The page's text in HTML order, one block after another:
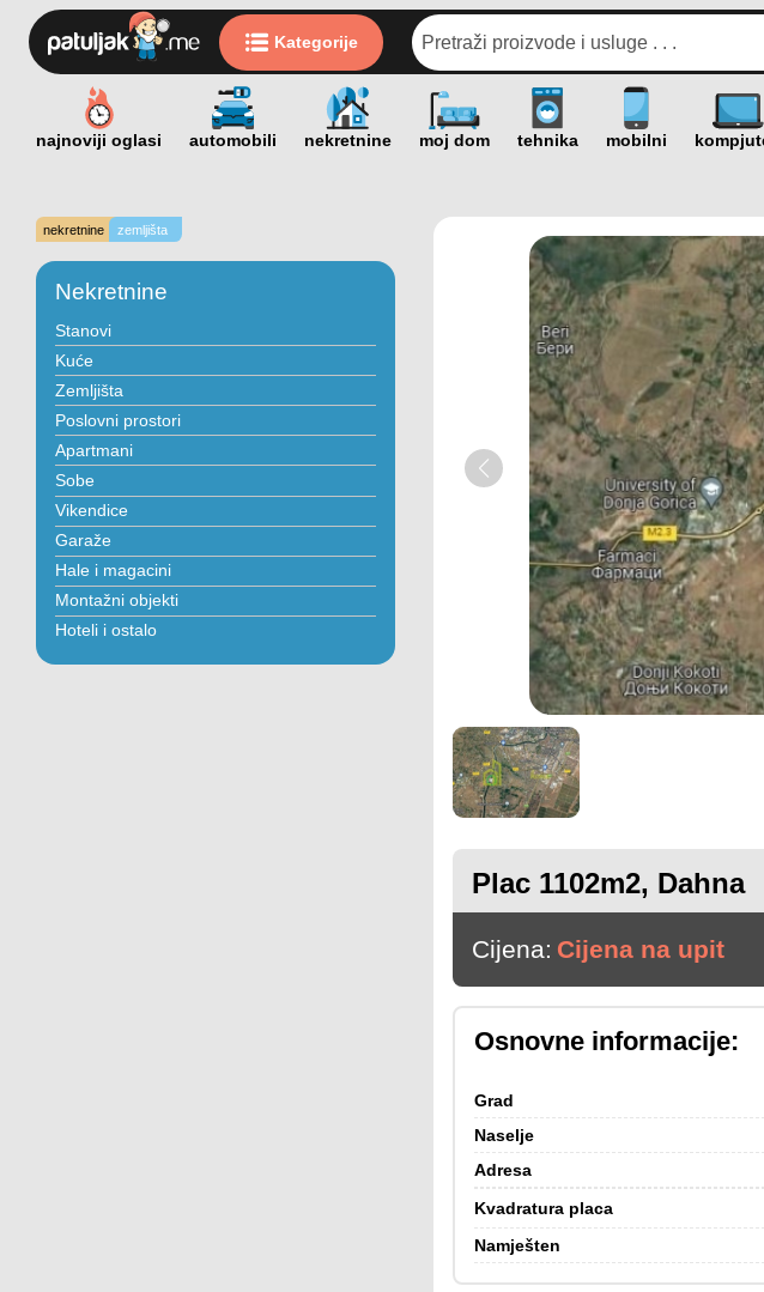
Kategorije
nekretnine zemljišta
Nekretnine
Stanovi
Kuće
Zemljišta
Poslovni prostori
Apartmani
Sobe
Vikendice
Garaže
Hale i magacini
Montažni objekti
Hoteli i ostalo
Plac 1102m2, Dahna
Cijena: Cijena na upit
Osnovne informacije:
Grad
Naselje
Adresa
Kvadratura placa
Namješten